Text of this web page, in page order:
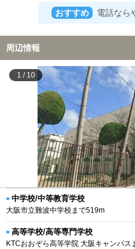
おすすめ 電話なら
周辺情報
1 / 10
中学校/中等教育学校
大阪市立難波中学校まで519m
高等学校/高等専門学校
KTCおおぞら高等学院 大阪キャンパス